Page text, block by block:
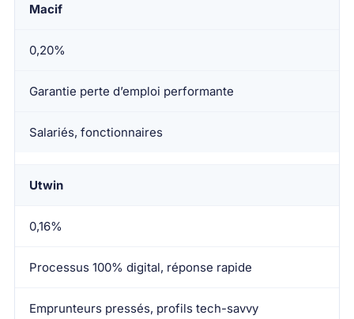
Macif
0,20%
Garantie perte d’emploi performante
Salariés, fonctionnaires
Utwin
0,16%
Processus 100% digital, réponse rapide
Emprunteurs pressés, profils tech-savvy